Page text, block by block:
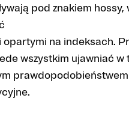
pod znakiem
opartymi na indeksach.
wszystkim ujawniać